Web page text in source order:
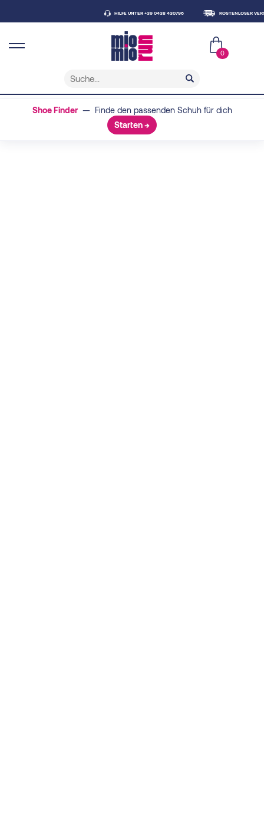
HILFE UNTER +39 0438 430796 KOSTENLOSER VERSAND
0
Shoe Finder— Finde den passenden Schuh für dich
Starten →